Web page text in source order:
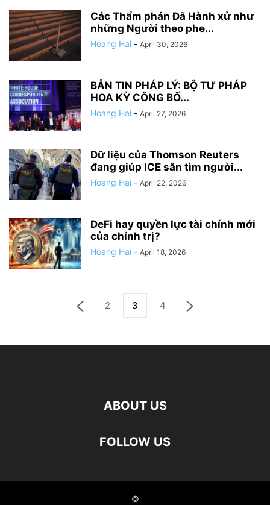
Các Thẩm phán Đã Hành xử như
những Người theo phe...
Hoang Hai - April 30, 2026
BẢN TIN PHÁP LÝ: BỘ TƯ PHÁP
HOA KỲ CÔNG BỐ...
Hoang Hai - April 27, 2026
Dữ liệu của Thomson Reuters
đang giúp ICE săn tìm người...
Hoang Hai - April 22, 2026
DeFi hay quyền lực tài chính mới
của chính trị?
Hoang Hai - April 18, 2026
2 3 4
ABOUT US
FOLLOW US
©